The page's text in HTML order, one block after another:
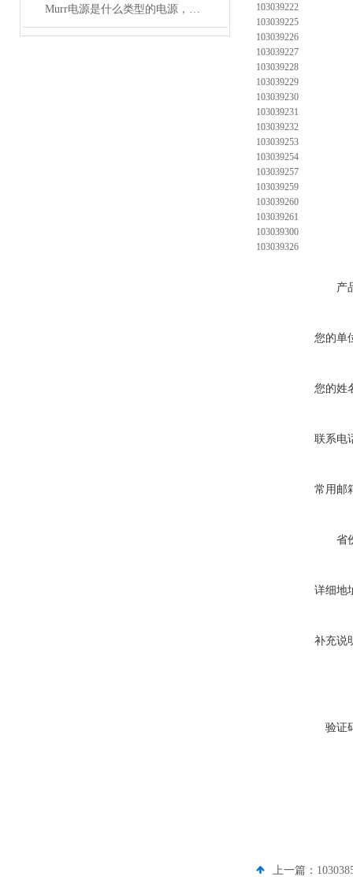
Murr电源是什么类型的电源，主要用于哪些领域？
103039222
103039225
103039226
103039227
103039228
103039229
103039230
103039231
103039232
103039253
103039254
103039257
103039259
103039260
103039261
103039300
103039326
产
您的单
您的姓
联系电
常用邮
省
详细地
补充说
验证
上一篇：